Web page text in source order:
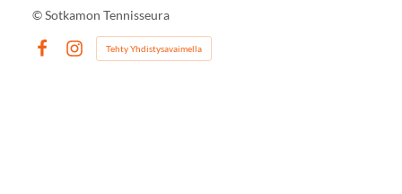
©Sotkamon Tennisseura
Instagram
Tehty Yhdistysavaimella